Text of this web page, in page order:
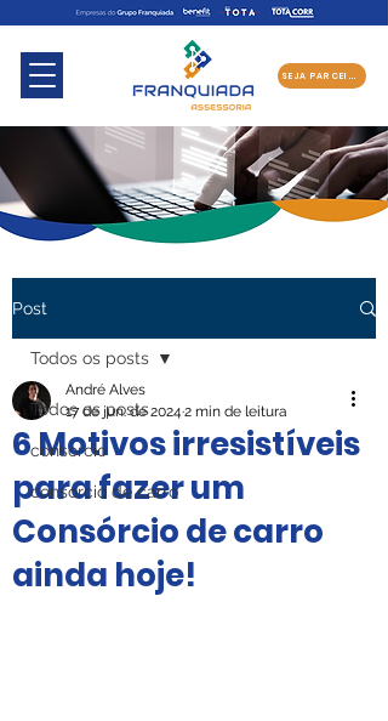
Post
Todos os posts
consorcio
consorcio de carro
Todos os posts
6 Motivos irresistíveis
para fazer um
Consórcio de carro
ainda hoje!
André Alves
17 de jun. de 2024 2 min de leitura